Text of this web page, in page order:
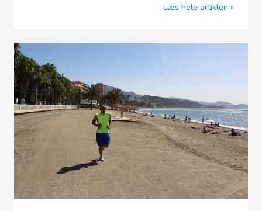
Læs hele artiklen